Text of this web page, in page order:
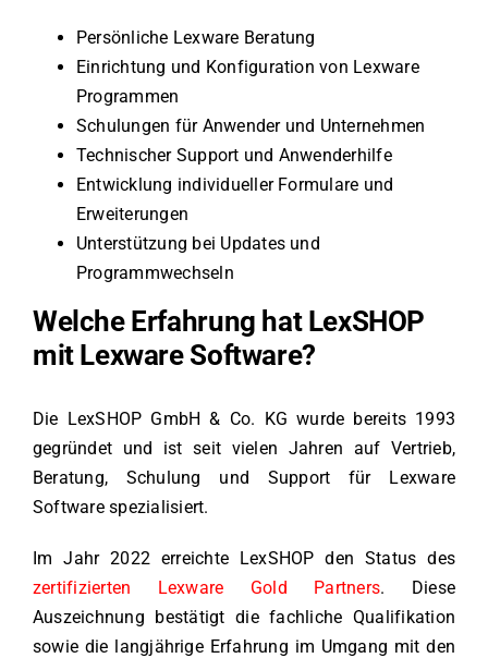
Persönliche Lexware Beratung
Einrichtung und Konfiguration von Lexware
Programmen
Schulungen für Anwender und Unternehmen
Technischer Support und Anwenderhilfe
Entwicklung individueller Formulare und
Erweiterungen
Unterstützung bei Updates und
Programmwechseln
Welche Erfahrung hat LexSHOP
mit Lexware Software?
Die LexSHOP GmbH & Co. KG wurde bereits 1993
gegründet und ist seit vielen Jahren auf Vertrieb,
Beratung, Schulung und Support für Lexware
Software spezialisiert.
Im Jahr 2022 erreichte LexSHOP den Status des
zertifizierten Lexware Gold Partners. Diese
Auszeichnung bestätigt die fachliche Qualifikation
sowie die langjährige Erfahrung im Umgang mit den